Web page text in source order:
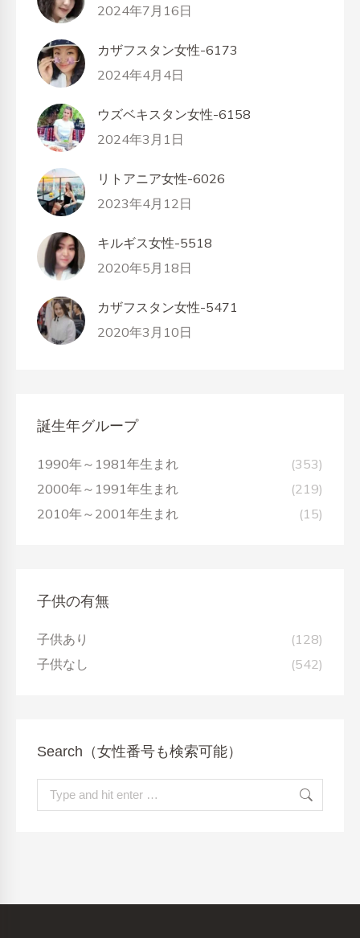
2024年7月16日
カザフスタン女性-6173
2024年4月4日
ウズベキスタン女性-6158
2024年3月1日
リトアニア女性-6026
2023年4月12日
キルギス女性-5518
2020年5月18日
カザフスタン女性-5471
2020年3月10日
誕生年グループ
1990年～1981年生まれ
(353)
2000年～1991年生まれ
(219)
2010年～2001年生まれ
(15)
子供の有無
子供あり
(128)
子供なし
(542)
Search（女性番号も検索可能）
Search: